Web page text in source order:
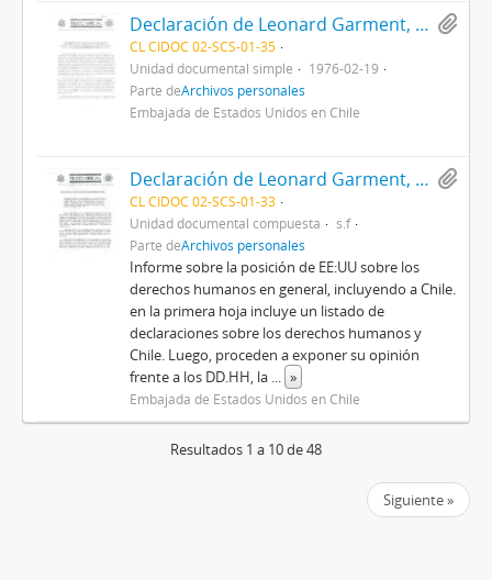
Declaración de Leonard Garment, representante de los Estados Unidos ante la Comisión de Derechos Humanos de las Naciones Unidas
CL CIDOC 02-SCS-01-35
Unidad documental simple
1976-02-19
Parte deArchivos personales
Embajada de Estados Unidos en Chile
Declaración de Leonard Garment, representante de los Estados Unidos ante la Comisión de los Derechos Humanos de las Naciones Unidas.
CL CIDOC 02-SCS-01-33
Unidad documental compuesta
s.f
Parte deArchivos personales
Informe sobre la posición de EE:UU sobre los
derechos humanos en general, incluyendo a Chile.
en la primera hoja incluye un listado de
declaraciones sobre los derechos humanos y
Chile. Luego, proceden a exponer su opinión
frente a los DD.HH, la ... »
Embajada de Estados Unidos en Chile
Resultados 1 a 10 de 48
Siguiente »